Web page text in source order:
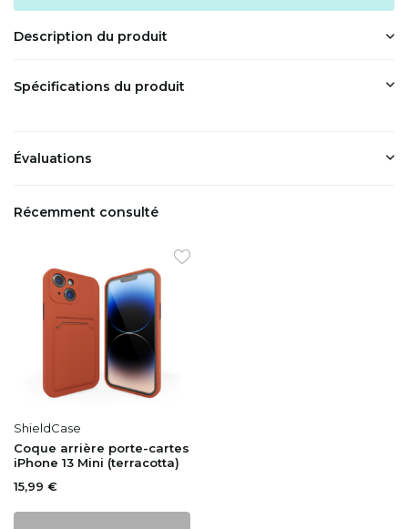
Description du produit
Spécifications du produit
Évaluations
Récemment consulté
ShieldCase
Coque arrière porte-cartes
iPhone 13 Mini (terracotta)
15,99 €